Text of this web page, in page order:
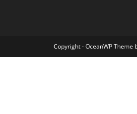
Copyright - OceanWP Theme